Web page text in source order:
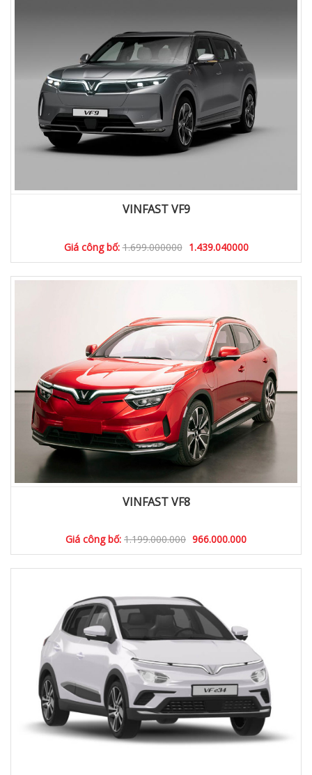
VINFAST VF9
Giá công bố:1.699.000000 1.439.040000
VINFAST VF8
Giá công bố: 1.199.000.000 966.000.000